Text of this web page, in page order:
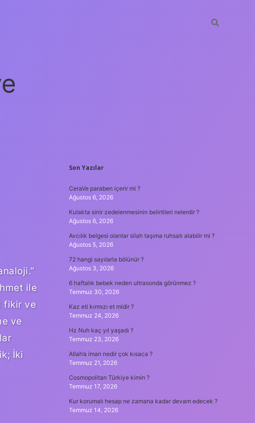
ile
fikir ve
ve
İki
SIDEBAR
Son Yazılar
CeraVe paraben içerir mi ?
Ağustos 6, 2026
Kulakta sinir zedelenmesinin belirtileri nelerdir ?
Ağustos 6, 2026
Avcılık belgesi olanlar silah taşıma ruhsatı alabilir mi ?
Ağustos 5, 2026
72 hangi sayılarla bölünür ?
Ağustos 3, 2026
6 haftalık bebek neden ultrasonda görünmez ?
Temmuz 30, 2026
Kaz eti kırmızı et midir ?
Temmuz 24, 2026
Hz Nuh kaç yıl yaşadı ?
Temmuz 23, 2026
Allah’a iman nedir çok kısaca ?
Temmuz 21, 2026
Cosmopolitan Türkiye kimin ?
Temmuz 17, 2026
Kur korumalı hesap ne zamana kadar devam edecek ?
Temmuz 14, 2026